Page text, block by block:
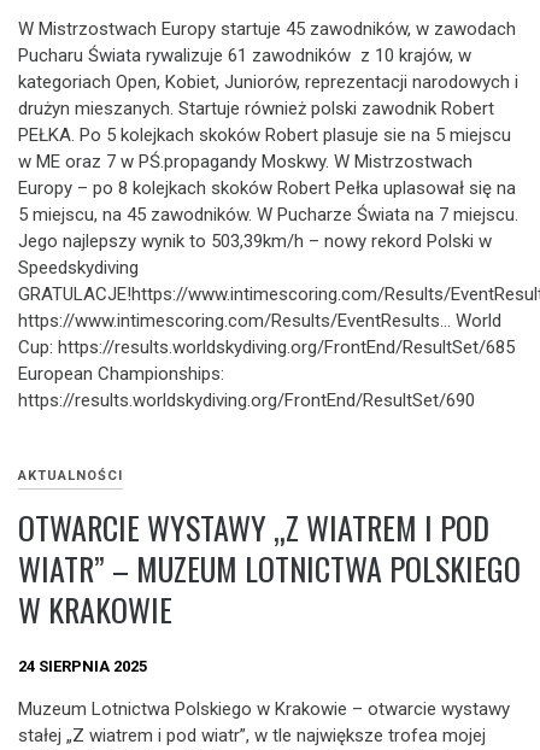
W Mistrzostwach Europy startuje 45 zawodników, w zawodach
Pucharu Świata rywalizuje 61 zawodników z 10 krajów, w
kategoriach Open, Kobiet, Juniorów, reprezentacji narodowych i
drużyn mieszanych. Startuje również polski zawodnik Robert
PEŁKA. Po 5 kolejkach skoków Robert plasuje sie na 5 miejscu
w ME oraz 7 w PŚ.propagandy Moskwy. W Mistrzostwach
Europy – po 8 kolejkach skoków Robert Pełka uplasował się na
5 miejscu, na 45 zawodników. W Pucharze Świata na 7 miejscu.
Jego najlepszy wynik to 503,39km/h – nowy rekord Polski w
Speedskydiving
GRATULACJE!https://www.intimescoring.com/Results/
https://www.intimescoring.com/Results/EventResults… World
Cup: https://results.worldskydiving.org/FrontEnd/ResultSet/685
European Championships:
https://results.worldskydiving.org/FrontEnd/ResultSet/690
AKTUALNOŚCI
OTWARCIE WYSTAWY „Z WIATREM I POD
WIATR” – MUZEUM LOTNICTWA POLSKIEGO
W KRAKOWIE
24 SIERPNIA 2025
Muzeum Lotnictwa Polskiego w Krakowie – otwarcie wystawy
stałej „Z wiatrem i pod wiatr”, w tle największe trofea mojej